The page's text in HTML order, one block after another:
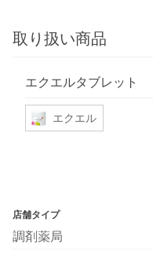
取り扱い商品
エクエルタブレット
エクエル
店舗タイプ
調剤薬局